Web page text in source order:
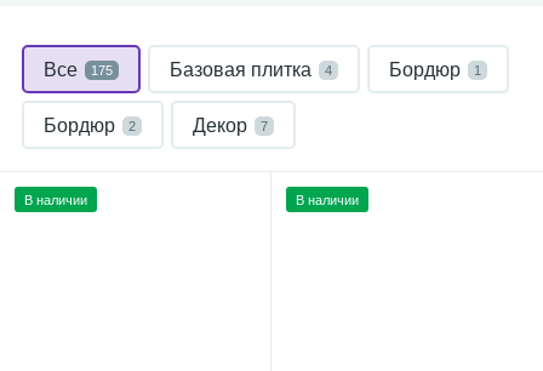
Все 175 Базовая плитка 4 Бордюр 1
Бордюр 2 Декор 7
В наличии В наличии